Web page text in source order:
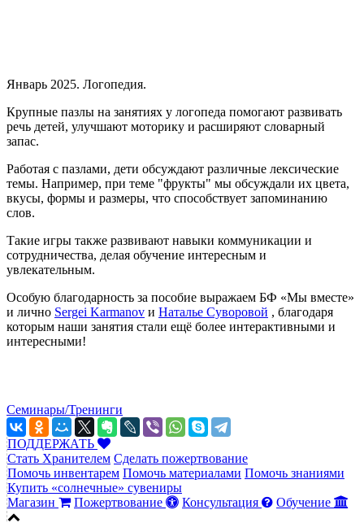
Январь 2025. Логопедия.
Крупные пазлы на занятиях у логопеда помогают развивать
речь детей, улучшают моторику и расширяют словарный
запас.
Работая с пазлами, дети обсуждают различные лексические
темы. Например, при теме "фрукты" мы обсуждали их цвета,
вкусы, формы и размеры, что способствует запоминанию
слов.
Такие игры также развивают навыки коммуникации и
сотрудничества, делая обучение интересным и
увлекательным.
Особую благодарность за пособие выражаем БФ «Мы вместе»
и лично Sergei Karmanov и Наталье Суворовой , благодаря
которым наши занятия стали ещё более интерактивными и
интересными!
Семинары/Тренинги
ПОДДЕРЖАТЬ
Стать Хранителем Сделать пожертвование
Помочь инвентарем Помочь материалами Помочь знаниями
Купить «солнечные» сувениры
Магазин
Пожертвование Консультация Обучение